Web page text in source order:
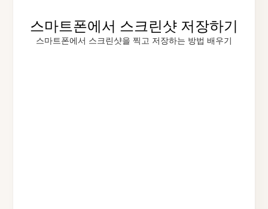
스마트폰에서 스크린샷 저장하기
스마트폰에서 스크린샷을 찍고 저장하는 방법 배우기